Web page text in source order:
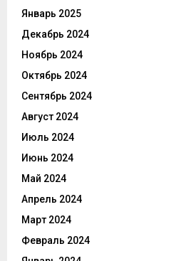
Январь 2025
Декабрь 2024
Ноябрь 2024
Октябрь 2024
Сентябрь 2024
Август 2024
Июль 2024
Июнь 2024
Май 2024
Апрель 2024
Март 2024
Февраль 2024